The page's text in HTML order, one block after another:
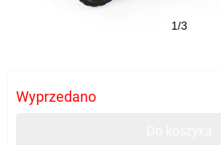
1/3
Wyprzedano